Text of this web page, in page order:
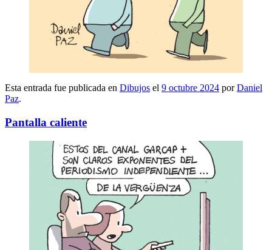
Esta entrada fue publicada en Dibujos el 9 octubre 2024 porDaniel
Paz.
Pantalla caliente